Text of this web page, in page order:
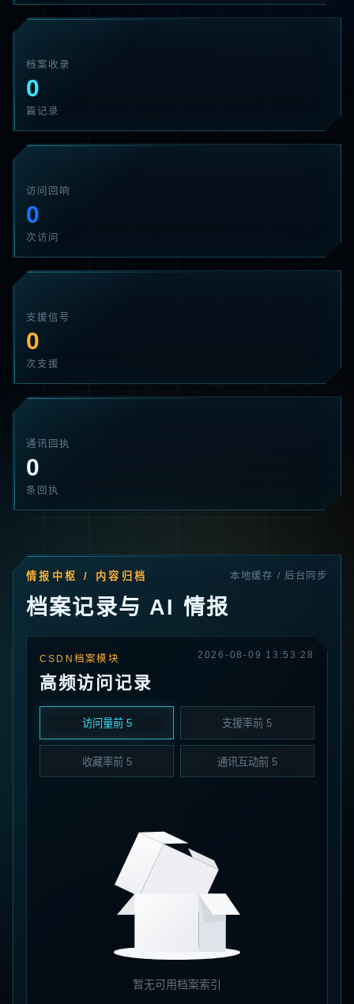
档案收录
0
篇记录
访问回响
0
次访问
支援信号
0
次支援
通讯回执
0
条回执
情报中枢 / 内容归档
档案记录与 AI 情报
本地缓存 / 后台同步
CSDN档案模块
高频访问记录
2026-08-09 13:53:28
访问量前 5 支援率前 5
收藏率前 5 通讯互动前 5
暂无可用档案索引